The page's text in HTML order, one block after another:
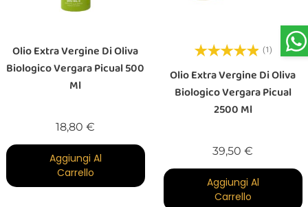
Olio Extra Vergine Di Oliva
Biologico Vergara Picual 500
Ml
18,80 €
Aggiungi Al
Carrello
(1)
Olio Extra Vergine Di Oliva
Biologico Vergara Picual
2500 Ml
39,50 €
Aggiungi Al
Carrello